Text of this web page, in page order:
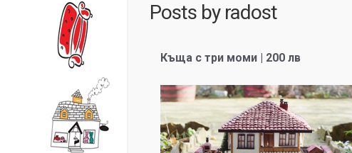
Posts by radost
Къща с три моми | 200 лв